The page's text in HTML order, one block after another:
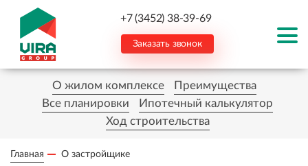
+7 (3452) 38-39-69
Заказать звонок
О жилом комплексе
Преимущества
Все планировки
Ипотечный калькулятор
Ход строительства
Главная О застройщике